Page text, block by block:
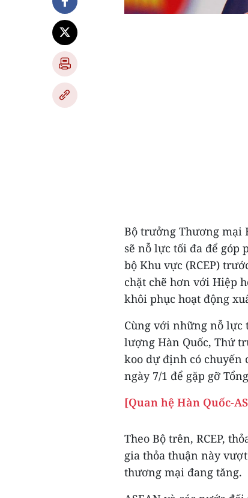
Bộ trưởng Thương mại
sẽ nỗ lực tối đa để góp
bộ Khu vực (RCEP)
chặt chẽ hơn với Hiệp
khôi phục hoạt động
Cùng với những nỗ lực
lượng Hàn Quốc, Thứ
koo dự định có chuyến
ngày 7/1 để gặp gỡ
[Quan hệ Hàn Quốc-
Theo Bộ trên, RCEP,
gia thỏa thuận này
thương mại đang tăng.